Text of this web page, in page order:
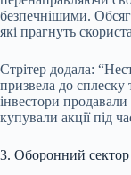
безпечнішими.
які прагнуть
Стрітер додала:
призвела до сплеску
інвестори продавали
купували акції під
3. Оборонний сектор